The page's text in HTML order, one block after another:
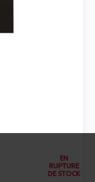
EN
RUPTURE
DE STOCK